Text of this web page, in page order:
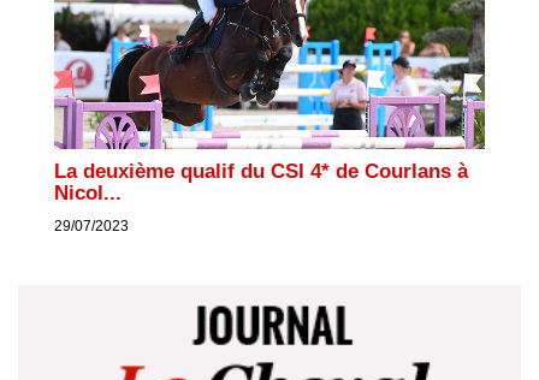
La deuxième qualif du CSI 4* de Courlans à
Nicol...
29/07/2023